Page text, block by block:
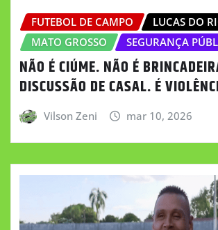
FUTEBOL DE CAMPO
LUCAS DO
MATO GROSSO
SEGURANÇA
NÃO É CIÚME. NÃO É
DISCUSSÃO DE CASAL. É
Vilson Zeni mar 10, 2026